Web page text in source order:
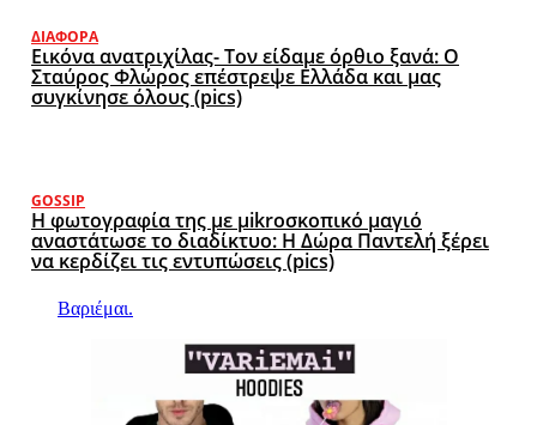
ΔΙΆΦΟΡΑ
Εικόνα ανατριχίλας- Τον είδαμε όρθιο ξανά: Ο
Σταύρος Φλώρος επέστρεψε Ελλάδα και μας
συγκίνησε όλους (pics)
GOSSIP
Η φωτογραφία της με μikroσκοπικό μαγιό
αναστάτωσε το διαδίκτυο: Η Δώρα Παντελή ξέρει
να κερδίζει τις εντυπώσεις (pics)
Βαριέμαι.